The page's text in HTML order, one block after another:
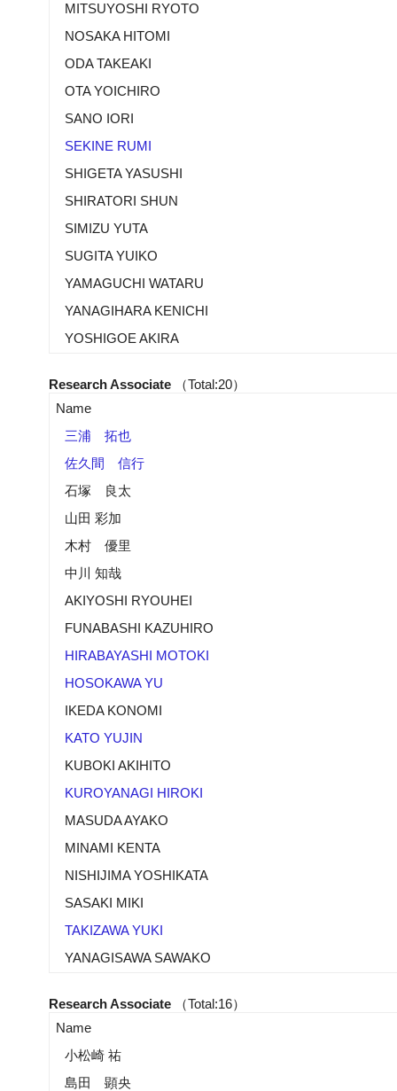
MITSUYOSHI RYOTO
NOSAKA HITOMI
ODA TAKEAKI
OTA YOICHIRO
SANO IORI
SEKINE RUMI
SHIGETA YASUSHI
SHIRATORI SHUN
SIMIZU YUTA
SUGITA YUIKO
YAMAGUCHI WATARU
YANAGIHARA KENICHI
YOSHIGOE AKIRA
Research Associate
（Total:20）
Name
三浦 拓也
佐久間 信行
石塚 良太
山田 彩加
木村 優里
中川 知哉
AKIYOSHI RYOUHEI
FUNABASHI KAZUHIRO
HIRABAYASHI MOTOKI
HOSOKAWA YU
IKEDA KONOMI
KATO YUJIN
KUBOKI AKIHITO
KUROYANAGI HIROKI
MASUDA AYAKO
MINAMI KENTA
NISHIJIMA YOSHIKATA
SASAKI MIKI
TAKIZAWA YUKI
YANAGISAWA SAWAKO
Research Associate
（Total:16）
Name
小松崎 祐
島田 顕央